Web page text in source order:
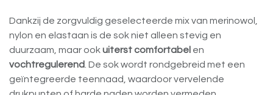
Dankzij de zorgvuldig geselecteerde mix van merinowol,
nylon en elastaan is de sok niet alleen stevig en
duurzaam, maar ookuiterst comfortabel en
vochtregulerend . De sok wordt rondgebreid met een
geïntegreerde teennaad, waardoor vervelende